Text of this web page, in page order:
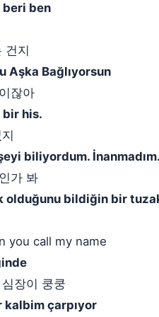
beri ben
건지
Aşka Bağlıyorsun
잖아
bir his.
biliyordum.
가 봐
olduğunu bildiğin bir
you call my name
장이 쿵쿵
kalbim çarpıyor